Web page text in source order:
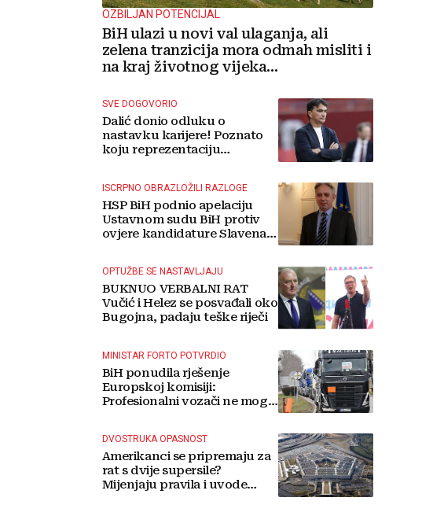
OZBILJAN POTENCIJAL
BiH ulazi u novi val ulaganja, ali
zelena tranzicija mora odmah misliti i
na kraj životnog vijeka
SVE DOGOVORIO
Dalić donio odluku o
nastavku karijere! Poznato
koju reprezentaciju
ISCRPNO OBRAZLOŽILI RAZLOGE
HSP BiH podnio apelaciju
Ustavnom sudu BiH protiv
ovjere kandidature Slavena
OPTUŽBE SE NASTAVLJAJU
BUKNUO VERBALNI RAT
Vučić i Helez se posvađali oko
Bugojna, padaju teške riječi
MINISTAR FORTO POTVRDIO
BiH ponudila rješenje
Europskoj komisiji:
Profesionalni vozači ne mogu
DVOSTRUKA OPASNOST
Amerikanci se pripremaju za
rat s dvije supersile?
Mijenjaju pravila i uvode